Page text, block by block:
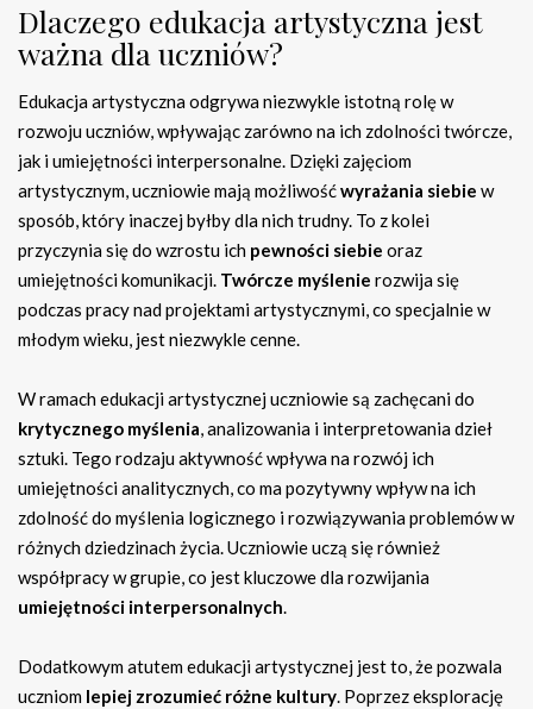
Dlaczego edukacja artystyczna jest
ważna dla uczniów?
Edukacja artystyczna odgrywa niezwykle istotną rolę w
rozwoju uczniów, wpływając zarówno na ich zdolności twórcze,
jak i umiejętności interpersonalne. Dzięki zajęciom
artystycznym, uczniowie mają możliwośćwyrażania siebie w
sposób, który inaczej byłby dla nich trudny. To z kolei
przyczynia się do wzrostu ich pewności siebie oraz
umiejętności komunikacji. Twórcze myślenie rozwija się
podczas pracy nad projektami artystycznymi, co specjalnie w
młodym wieku, jest niezwykle cenne.
W ramach edukacji artystycznej uczniowie są zachęcani do
krytycznego myślenia, analizowania i interpretowania dzieł
sztuki. Tego rodzaju aktywność wpływa na rozwój ich
umiejętności analitycznych, co ma pozytywny wpływ na ich
zdolność do myślenia logicznego i rozwiązywania problemów w
różnych dziedzinach życia. Uczniowie uczą się również
współpracy w grupie, co jest kluczowe dla rozwijania
umiejętności interpersonalnych.
Dodatkowym atutem edukacji artystycznej jest to, że pozwala
uczniom lepiej zrozumieć różne kultury. Poprzez eksplorację